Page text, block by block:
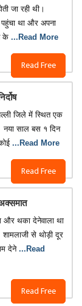
Read Free
जा रही थी।
था और अपना
के ...Read More
Read Free
जिले में स्थित एक
साल बस १ दिन
...Read More
Read Free
और थका देनेवाला था
से थोड़ी दूर
देने ...Read